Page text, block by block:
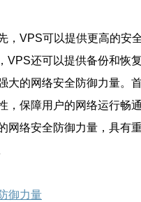
，VPS可以提供更高的
还可以提供备份和恢
大的网络安全防御力量
保障用户的网络运行畅
网络安全防御力量，具
御力量